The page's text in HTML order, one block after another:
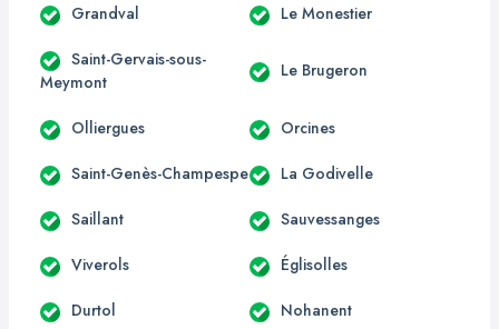
Grandval Le Monestier
Saint-Gervais-sous-
Meymont
Le Brugeron
Olliergues Orcines
Saint-Genès-Champespe La Godivelle
Saillant Sauvessanges
Viverols Églisolles
Durtol Nohanent